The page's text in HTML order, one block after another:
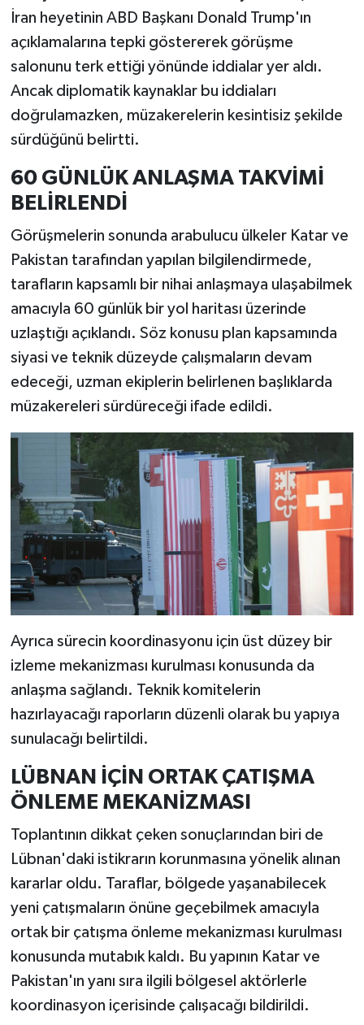
İran heyetinin ABD Başkanı Donald Trump'ın
açıklamalarına tepki göstererek görüşme
salonunu terk ettiği yönünde iddialar yer aldı.
Ancak diplomatik kaynaklar bu iddiaları
doğrulamazken, müzakerelerin kesintisiz şekilde
sürdüğünü belirtti.
60 GÜNLÜK ANLAŞMA TAKVİMİ
BELİRLENDİ
Görüşmelerin sonunda arabulucu ülkeler Katar ve
Pakistan tarafından yapılan bilgilendirmede,
tarafların kapsamlı bir nihai anlaşmaya ulaşabilmek
amacıyla 60 günlük bir yol haritası üzerinde
uzlaştığı açıklandı. Söz konusu plan kapsamında
siyasi ve teknik düzeyde çalışmaların devam
edeceği, uzman ekiplerin belirlenen başlıklarda
müzakereleri sürdüreceği ifade edildi.
Ayrıca sürecin koordinasyonu için üst düzey bir
izleme mekanizması kurulması konusunda da
anlaşma sağlandı. Teknik komitelerin
hazırlayacağı raporların düzenli olarak bu yapıya
sunulacağı belirtildi.
LÜBNAN İÇİN ORTAK ÇATIŞMA
ÖNLEME MEKANİZMASI
Toplantının dikkat çeken sonuçlarından biri de
Lübnan'daki istikrarın korunmasına yönelik alınan
kararlar oldu. Taraflar, bölgede yaşanabilecek
yeni çatışmaların önüne geçebilmek amacıyla
ortak bir çatışma önleme mekanizması kurulması
konusunda mutabık kaldı. Bu yapının Katar ve
Pakistan'ın yanı sıra ilgili bölgesel aktörlerle
koordinasyon içerisinde çalışacağı bildirildi.